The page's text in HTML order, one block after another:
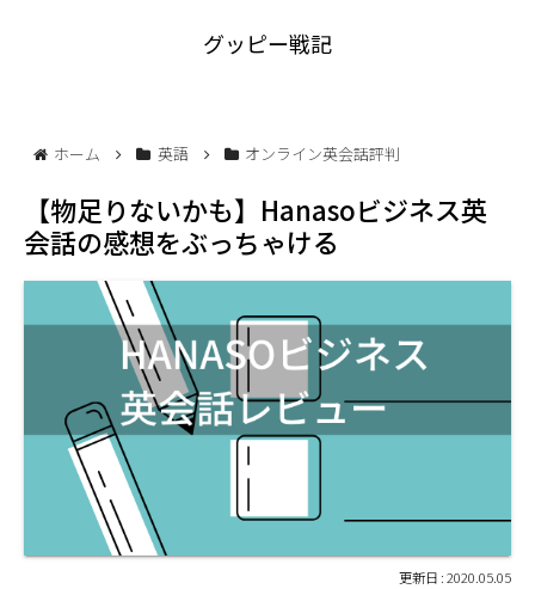
グッピー戦記
ホーム 英語 オンライン英会話評判
【物足りないかも】Hanasoビジネス英
会話の感想をぶっちゃける
2020.05.05